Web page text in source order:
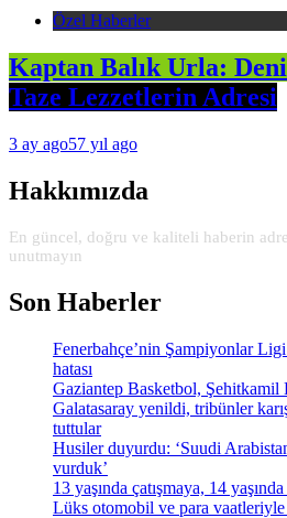
Özel Haberler
Kaptan Balık Urla:
Taze Lezzetlerin Adresi
3 ay ago57 yıl ago
Hakkımızda
En güncel, doğru ve kaliteli haberin
unutmayın
Son Haberler
Fenerbahçe’nin Şampiyonlar
hatası
Gaziantep Basketbol, Şehitkamil
Galatasaray yenildi, tribünler
tuttular
Husiler duyurdu: ‘Suudi
vurduk’
13 yaşında çatışmaya, 14
Lüks otomobil ve para vaatleriyle